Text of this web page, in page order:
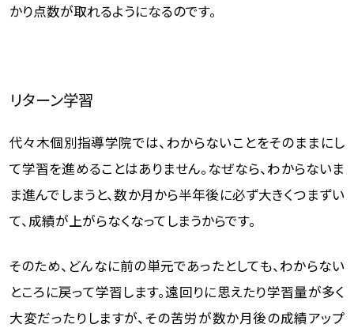
かり点数が取れるようになるのです。
リターン学習
代々木個別指導学院では、わからないことをそのままにし
て学習を進めることはありません。なぜなら、わからないま
ま進んでしまうと、数か月から半年後に必ず大きくつまずい
て、成績が上がらなくなってしまうからです。
そのため、どんなに前の単元であったとしても、わからない
ところに戻って学習します。遠回りに思えたり学習量が多く
大変だったりしますが、その苦労が数か月後の成績アップ